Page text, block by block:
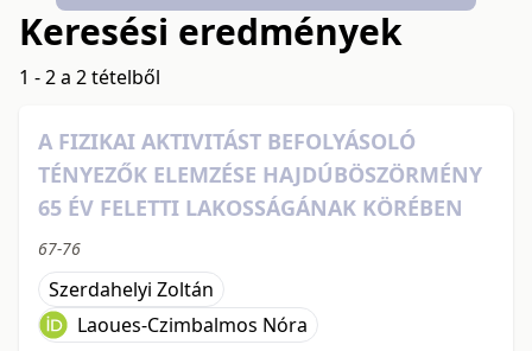
Keresési eredmények
1 - 2 a 2 tételből
A FIZIKAI AKTIVITÁST BEFOLYÁSOLÓ
TÉNYEZŐK ELEMZÉSE HAJDÚBÖSZÖRMÉNY
65 ÉV FELETTI LAKOSSÁGÁNAK KÖRÉBEN
67-76
Szerdahelyi Zoltán
Laoues-Czimbalmos Nóra